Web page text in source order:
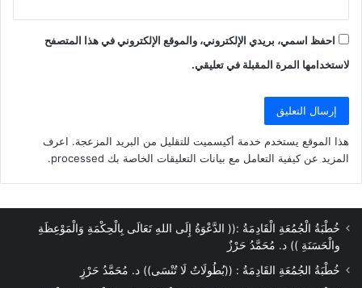
احفظ اسمي، بريدي الإلكتروني، والموقع الإلكتروني في هذا المتصفح
لاستخدامها المرة المقبلة في تعليقي.
هذا الموقع يستخدم خدمة أكيسميت للتقليل من البريد المزعجة. اعرف
المزيد عن كيفية التعامل مع بيانات التعليقات الخاصة بك processed
.
خُطْبَةُ الْجُمُعَةِ الْقَادِمَةُ :(( الدَّعْوَةُ إِلَى اللهِ تَعَالَى بِالْحِكْمَةِ وَالْمَوْعِظَةِ
والْحَسَنَةِ )) د. مُحَمَّدُ حَرْزٌ
خُطْبَةُ الجُمُعَةِ القَادِمَةُ : ((بُطُولَاتٌ لَا تُنْسَى)) د. مُحَمَّدُ حَرْزٍ